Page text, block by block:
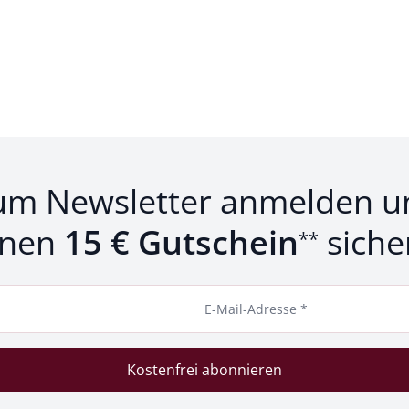
Newsletter anmelden
15 € Gutschein**
E-Mail-Adresse *
Kostenfrei abonnieren